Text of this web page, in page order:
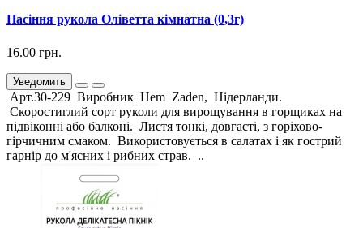
Насіння рукола Оліветта кімнатна (0,3г)
16.00 грн.
Уведомить
Арт.30-229 Виробник Hem Zaden, Нідерланди.
Скоростиглий сорт руколи для вирощування в горщиках на
підвіконні або балконі. Листя тонкі, довгасті, з горіхово-
гірчичним смаком. Використовується в салатах і як гострий
гарнір до м'ясних і рибних страв. ..